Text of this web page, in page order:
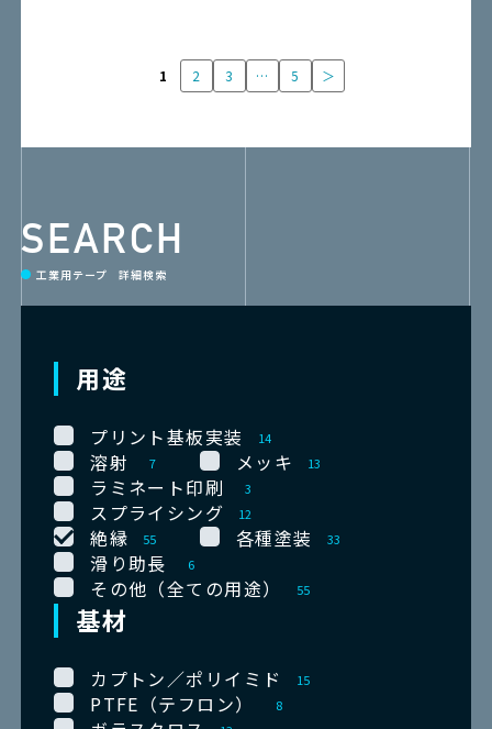
1 2 3 … 5 ＞
工業用テープ 詳細検索
SEARCH
用途
プリント基板実装 14
溶射 7 メッキ 13
ラミネート印刷 3
スプライシング 12
絶縁 55 各種塗装 33
滑り助長 6
その他（全ての用途） 55
基材
カプトン／ポリイミド 15
PTFE（テフロン） 8